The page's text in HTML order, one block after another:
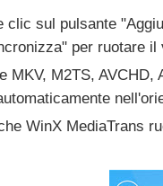
clic sul pulsante
per ruotare il
MKV, M2TS,
WinX MediaTrans